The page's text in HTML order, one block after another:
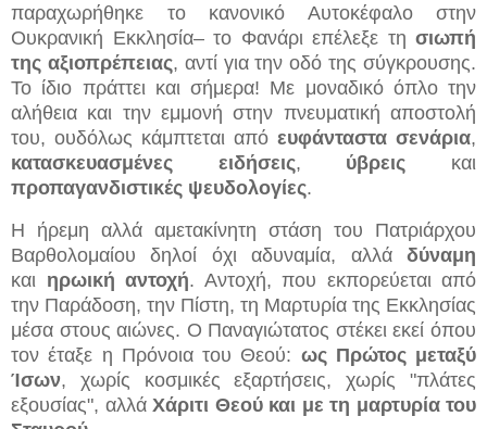
παραχωρήθηκε το κανονικό Αυτοκέφαλο στην
Ουκρανική Εκκλησία– το Φανάρι επέλεξε τη σιωπή
της αξιοπρέπειας, αντί για την οδό της σύγκρουσης.
Το ίδιο πράττει και σήμερα! Με μοναδικό όπλο την
αλήθεια και την εμμονή στην πνευματική αποστολή
του, ουδόλως κάμπτεται από ευφάνταστα σενάρια,
κατασκευασμένες ειδήσεις, ύβρεις και
προπαγανδιστικές ψευδολογίες.
Η ήρεμη αλλά αμετακίνητη στάση του Πατριάρχου
Βαρθολομαίου δηλοί όχι αδυναμία, αλλά δύναμη
και ηρωική αντοχή. Αντοχή, που εκπορεύεται από
την Παράδοση, την Πίστη, τη Μαρτυρία της Εκκλησίας
μέσα στους αιώνες. Ο Παναγιώτατος στέκει εκεί όπου
τον έταξε η Πρόνοια του Θεού: ως Πρώτος μεταξύ
Ίσων, χωρίς κοσμικές εξαρτήσεις, χωρίς "πλάτες
εξουσίας", αλλά Χάριτι Θεούκαι με τη μαρτυρία του